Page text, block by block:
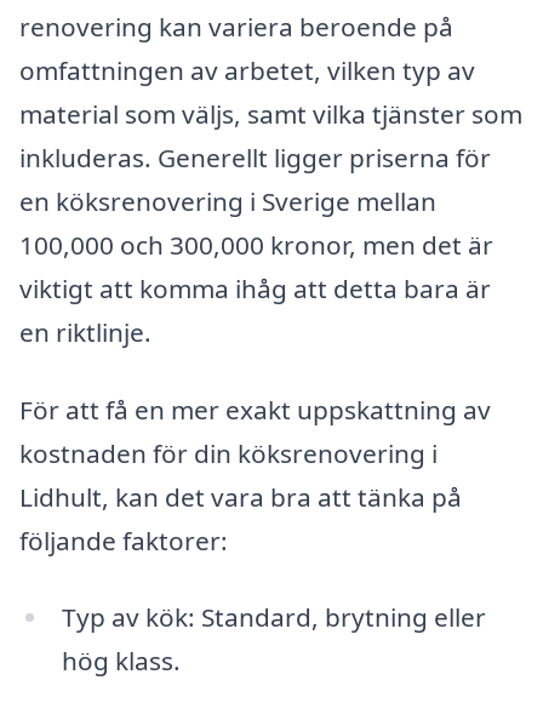
renovering kan variera beroende på
omfattningen av arbetet, vilken typ av
material som väljs, samt vilka tjänster som
inkluderas. Generellt ligger priserna för
en köksrenovering i Sverige mellan
100,000 och 300,000 kronor, men det är
viktigt att komma ihåg att detta bara är
en riktlinje.
För att få en mer exakt uppskattning av
kostnaden för din köksrenovering i
Lidhult, kan det vara bra att tänka på
följande faktorer:
Typ av kök: Standard, brytning eller
hög klass.